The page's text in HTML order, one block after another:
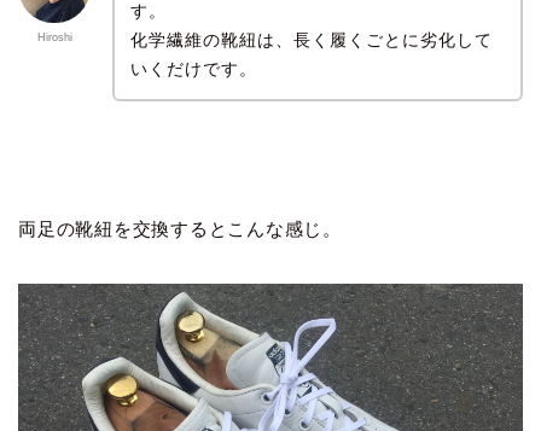
Hiroshi
す。
化学繊維の靴紐は、長く履くごとに劣化して
いくだけです。
両足の靴紐を交換するとこんな感じ。